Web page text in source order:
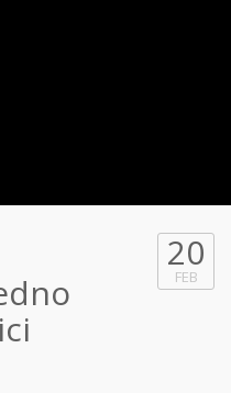
20
FEB